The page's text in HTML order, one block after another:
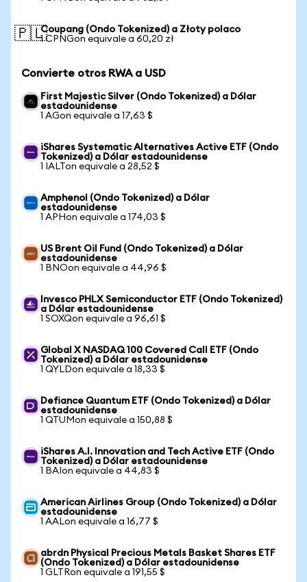
🇵🇱Coupang (Ondo Tokenized) a Złoty polaco
1 CPNGon equivale a 60,20 zł
Convierte otros RWA a USD
First Majestic Silver (Ondo Tokenized) a Dólar
estadounidense
1 AGon equivale a 17,63 $
iShares Systematic Alternatives Active ETF (Ondo
Tokenized) a Dólar estadounidense
1 IALTon equivale a 28,52 $
Amphenol (Ondo Tokenized) a Dólar
estadounidense
1 APHon equivale a 174,03 $
US Brent Oil Fund (Ondo Tokenized) a Dólar
estadounidense
1 BNOon equivale a 44,96 $
Invesco PHLX Semiconductor ETF (Ondo Tokenized)
a Dólar estadounidense
1 SOXQon equivale a 96,61 $
Global X NASDAQ 100 Covered Call ETF (Ondo
Tokenized) a Dólar estadounidense
1 QYLDon equivale a 18,33 $
Defiance Quantum ETF (Ondo Tokenized) a Dólar
estadounidense
1 QTUMon equivale a 150,88 $
iShares A.I. Innovation and Tech Active ETF (Ondo
Tokenized) a Dólar estadounidense
1 BAIon equivale a 44,83 $
American Airlines Group (Ondo Tokenized) a Dólar
estadounidense
1 AALon equivale a 16,77 $
abrdn Physical Precious Metals Basket Shares ETF
(Ondo Tokenized) a Dólar estadounidense
1 GLTRon equivale a 191,55 $